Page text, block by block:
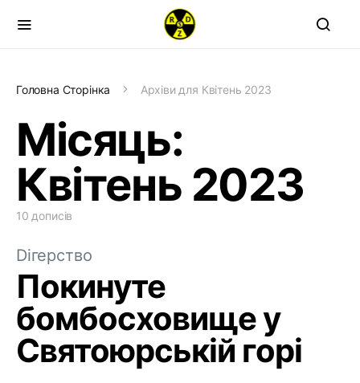
Головна Сторінка Архіви для Квітень 2023
Місяць:
Квітень 2023
10 дописів
Dігерство
Покинуте
бомбосховище у
Святоюрській горі